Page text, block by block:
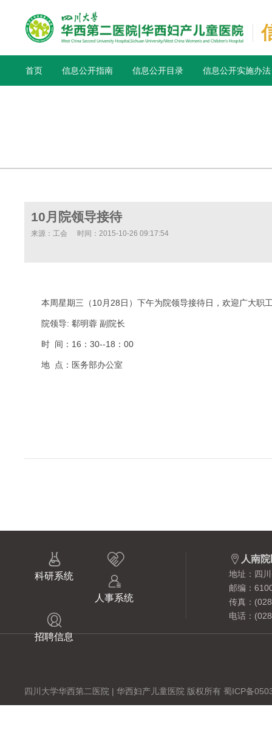
首页 信息公开指南 信息公开目录 信息公开实施办法
10月院领导接待
来源：工会 时间：2015-10-26 09:17:54
本周星期三（10月28日）下午为院领导接待日，欢迎广大职
院领导: 郗明蓉 副院长
时 间：16：30--18：00
地 点：医务部办公室

科研系统


人事系统

招聘信息
 人南
地址：四
邮编：
传真：
电话：
四川大学华西第二医院 | 华西妇产儿童医院 版权所有 蜀ICP备